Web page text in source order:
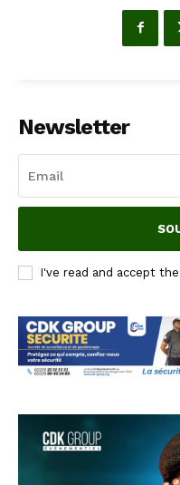
Newsletter
I've read and accept the